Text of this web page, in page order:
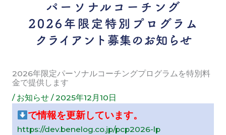
2026年限定パーソナルコーチングプログラムを特別料
金で提供します
/ お知らせ/2025年12月10日
で情報を更新しています。
https://dev.benelog.co.jp/pcp2026-lp